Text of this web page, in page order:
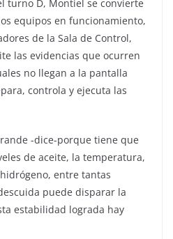
turno D, Montiel se convierte
equipos en funcionamiento,
de la Sala de Control,
las evidencias que ocurren
no llegan a la pantalla
controla y ejecuta las
-dice-porque tiene que
de aceite, la temperatura,
entre tantas
puede disparar la
estabilidad lograda hay